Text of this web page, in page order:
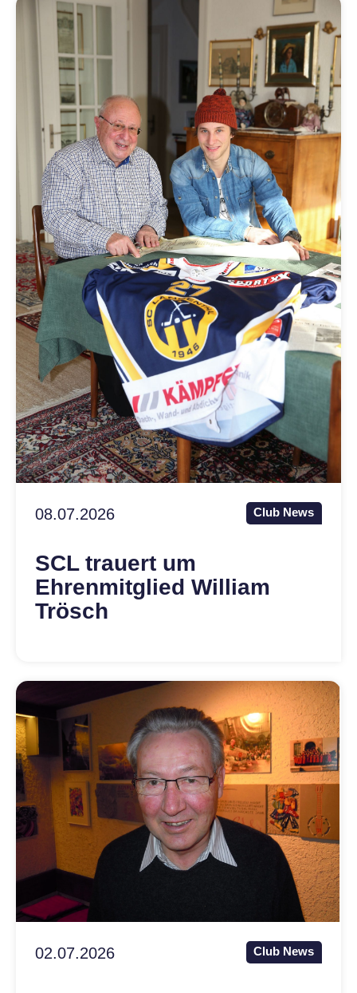
08.07.2026 Club News
SCL trauert um
Ehrenmitglied William
Trösch
02.07.2026 Club News